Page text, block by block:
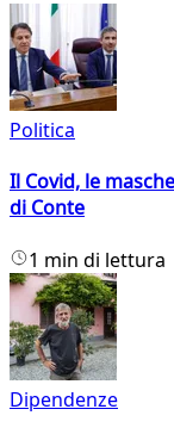
Politica
Il Covid, le
di Conte
1 min di lettura
Dipendenze